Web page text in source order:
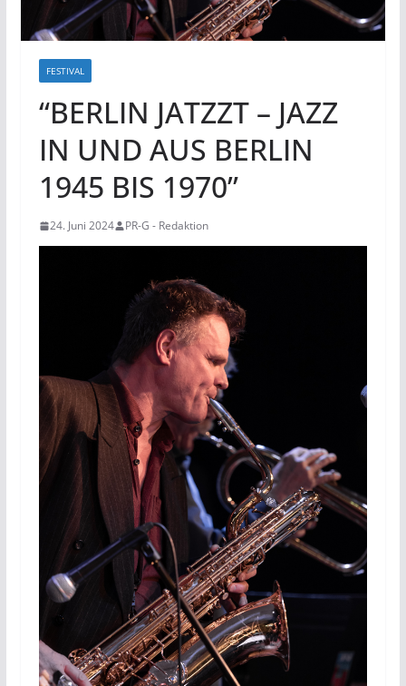
FESTIVAL
“BERLIN JATZZT – JAZZ
IN UND AUS BERLIN
1945 BIS 1970”
24. Juni 2024 PR-G - Redaktion